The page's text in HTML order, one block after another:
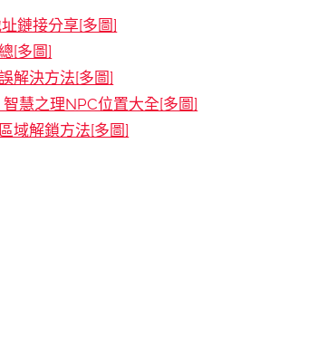
鏈接分享[多圖]
[多圖]
解決方法[多圖]
慧之理NPC位置大全[多圖]
域解鎖方法[多圖]